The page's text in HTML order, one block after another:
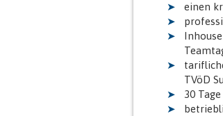
einen
TVöD
30